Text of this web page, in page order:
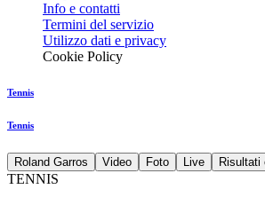
Info e contatti
Termini del servizio
Utilizzo dati e privacy
Cookie Policy
Tennis
Tennis
Roland Garros Video Foto Live Risultati
TENNIS